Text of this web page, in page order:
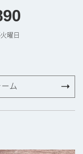
曜日
ム